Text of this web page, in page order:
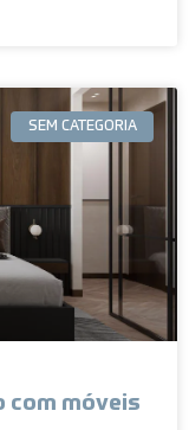
SEM CATEGORIA
com móveis